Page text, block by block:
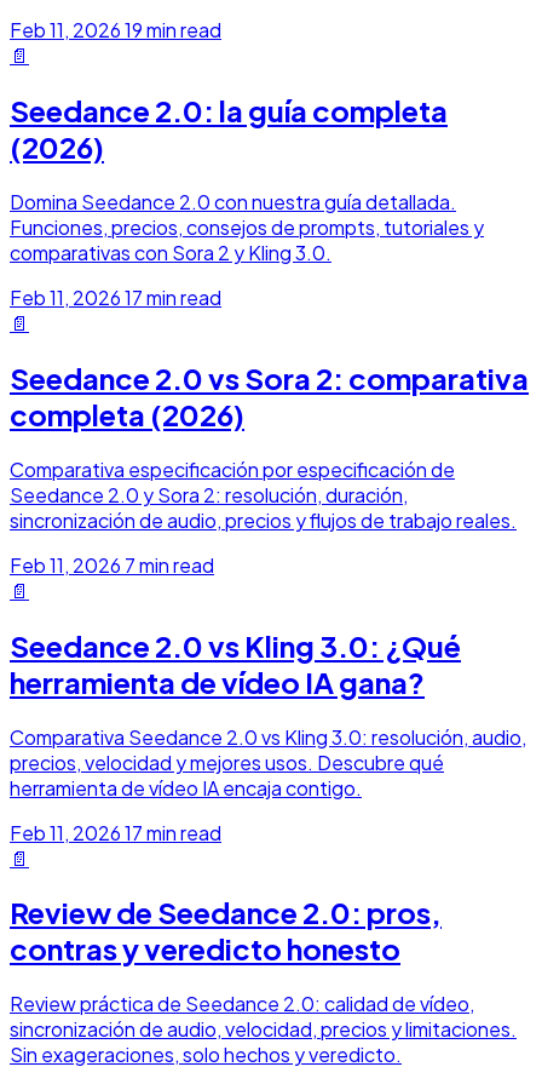
Feb 11, 202619 min read
📄
Seedance 2.0: la guía completa
(2026)
Domina Seedance 2.0 con nuestra guía detallada.
Funciones, precios, consejos de prompts, tutoriales y
comparativas con Sora 2 y Kling 3.0.
Feb 11, 202617 min read
📄
Seedance 2.0 vs Sora 2: comparativa
completa (2026)
Comparativa especificación por especificación de
Seedance 2.0 y Sora 2: resolución, duración,
sincronización de audio, precios y flujos de trabajo reales.
Feb 11, 2026 7 min read
📄
Seedance 2.0 vs Kling 3.0: ¿Qué
herramienta de vídeo IA gana?
Comparativa Seedance 2.0 vs Kling 3.0: resolución, audio,
precios, velocidad y mejores usos. Descubre qué
herramienta de vídeo IA encaja contigo.
Feb 11, 202617 min read
📄
Review de Seedance 2.0: pros,
contras y veredicto honesto
Review práctica de Seedance 2.0: calidad de vídeo,
sincronización de audio, velocidad, precios y limitaciones.
Sin exageraciones, solo hechos y veredicto.